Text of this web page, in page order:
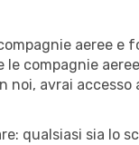
aeree e
compagnie
noi, avrai
qualsiasi sia lo